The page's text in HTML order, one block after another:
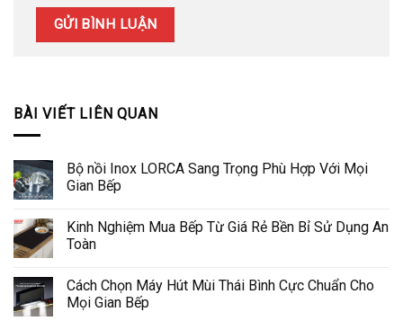
BÀI VIẾT LIÊN QUAN
Bộ nồi Inox LORCA Sang Trọng Phù Hợp Với Mọi
Gian Bếp
Kinh Nghiệm Mua Bếp Từ Giá Rẻ Bền Bỉ Sử Dụng An
Toàn
Cách Chọn Máy Hút Mùi Thái Bình Cực Chuẩn Cho
Mọi Gian Bếp